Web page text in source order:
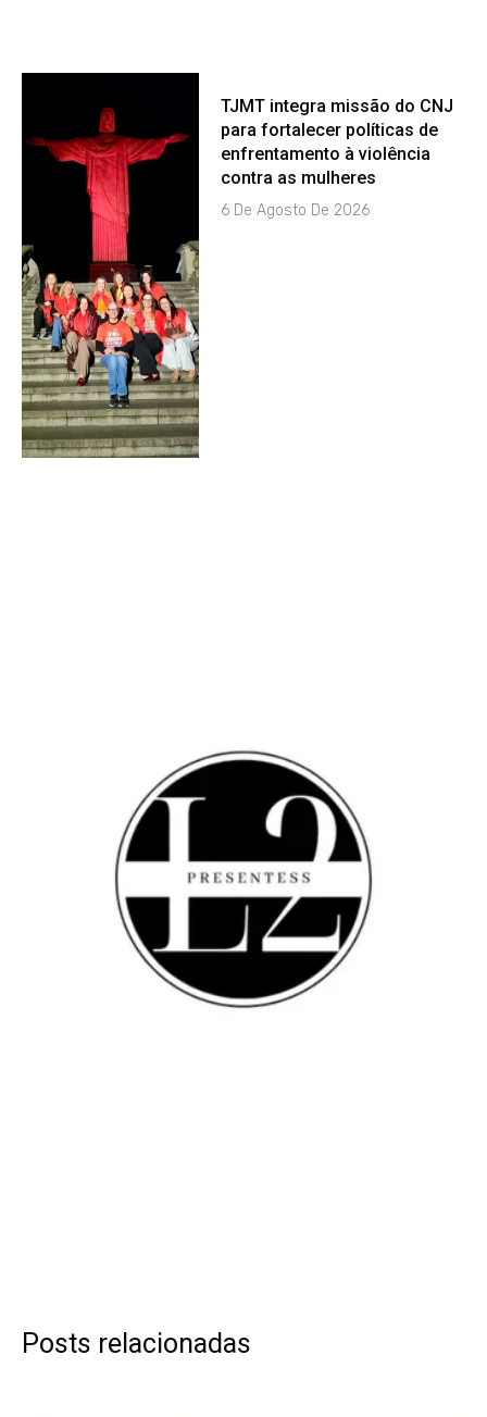
TJMT integra missão do CNJ
para fortalecer políticas de
enfrentamento à violência
contra as mulheres
6 De Agosto De 2026
Posts relacionadas